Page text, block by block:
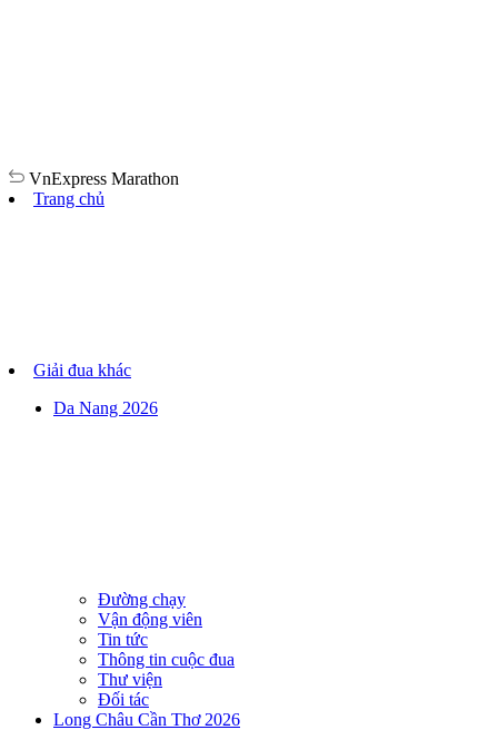
VnExpress Marathon
Trang chủ
Giải đua khác
Da Nang 2026
Đường chạy
Vận động viên
Tin tức
Thông tin cuộc đua
Thư viện
Đối tác
Long Châu Cần Thơ 2026